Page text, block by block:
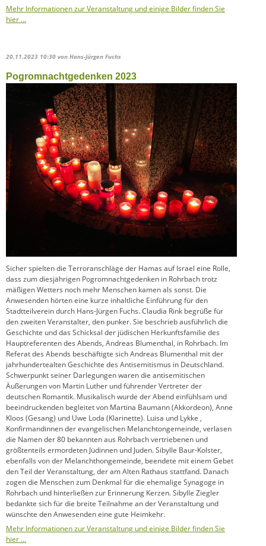
Mehr Informationen zur Veranstaltung und einige Bilder finden Sie
hier …
20.11.2023 10:30 von Hans-Jürgen Fuchs
Pogromnachtgedenken 2023
Sicher spielten die Terroranschläge der Hamas auf Israel eine Rolle,
dass zum diesjährigen Pogromnachtgedenken in Rohrbach trotz
mäßigen Wetters noch mehr Menschen kamen als sonst. Die
Anwesenden hörten eine kurze inhaltliche Einführung für den
Stadtteilverein durch Hans-Jürgen Fuchs. Claudia Rink begrüße für
den zweiten Veranstalter, den punker. Sie beschrieb ausführlich die
Geschichte und das Schicksal der jüdischen Herkunftsfamilie des
Hauptreferenten des Abends, Andreas Blumenthal, in Rohrbach. Im
Referat des Abends beschäftigte sich Andreas Blumenthal mit der
jahrhundertealten Geschichte des Antisemitismus in Deutschland.
Schwerpunkt seiner Darlegungen waren die antisemitischen
Äußerungen von Martin Luther und führender Vertreter der
deutschen Romantik. Musikalisch wurde der Abend einfühlsam und
beeindruckenden begleitet von Martina Baumann (Akkordeon), Anne
Kloos (Gesang) und Uwe Loda (Klarinette). Luisa und Lykke ,
Konfirmandinnen der evangelischen Melanchtongemeinde, verlasen
die Namen der 80 bekannten aus Rohrbach vertriebenen und
größtenteils ermordeten Jüdinnen und Juden. Sibylle Baur-Kolster,
ebenfalls von der Melanchthongemeinde, beendete mit einem Gebet
den Teil der Veranstaltung, der am Alten Rathaus stattfand. Danach
zogen die Menschen zum Denkmal für die ehemalige Synagoge in
Rohrbach und hinterließen zur Erinnerung Kerzen. Sibylle Ziegler
bedankte sich für die breite Teilnahme an der Veranstaltung und
wünschte den Anwesenden eine gute Heimkehr.
Mehr Informationen zur Veranstaltung und einige Bilder finden Sie
hier …